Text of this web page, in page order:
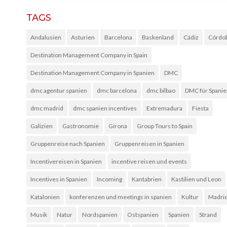
TAGS
Andalusien Asturien Barcelona Baskenland Cádiz
Destination Management Company in Spain
Destination Management Company in Spanien DMC
dmc agentur spanien dmc barcelona dmc bilbao DMC für
dmc madrid dmc spanien incentives Extremadura Fiesta
Galizien Gastronomie Girona Group Tours to Spain
Gruppenreise nach Spanien Gruppenreisen in Spanien
Incentivereisen in Spanien incentive reisen und events
Incentives in Spanien Incoming Kantabrien Kastilien und Leon
Katalonien konferenzen und meetings in spanien Kultur
Musik Natur Nordspanien Ostspanien Spanien Strand